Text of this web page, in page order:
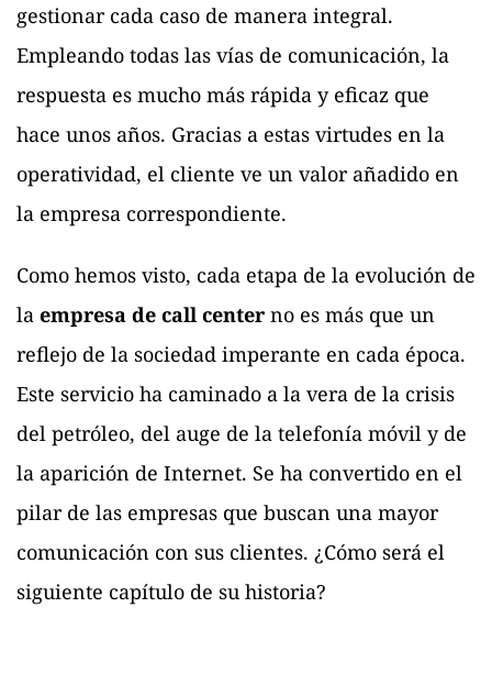
gestionar cada caso de manera integral.
Empleando todas las vías de comunicación, la
respuesta es mucho más rápida y eficaz que
hace unos años. Gracias a estas virtudes en la
operatividad, el cliente ve un valor añadido en
la empresa correspondiente.
Como hemos visto, cada etapa de la evolución de
la empresa de call center no es más que un
reflejo de la sociedad imperante en cada época.
Este servicio ha caminado a la vera de la crisis
del petróleo, del auge de la telefonía móvil y de
la aparición de Internet. Se ha convertido en el
pilar de las empresas que buscan una mayor
comunicación con sus clientes. ¿Cómo será el
siguiente capítulo de su historia?